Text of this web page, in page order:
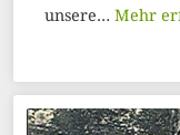
unsere… Mehr